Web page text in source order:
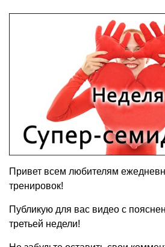
Привет всем любителям
тренировок!
Публикую для вас видео с
третьей недели!